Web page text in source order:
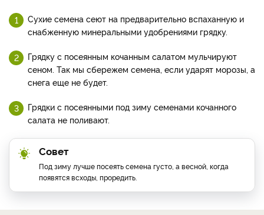
Сухие семена сеют на предварительно вспаханную и
снабженную минеральными удобрениями грядку.
Грядку с посеянным кочанным салатом мульчируют
сеном. Так мы сбережем семена, если ударят морозы, а
снега еще не будет.
Грядки с посеянными под зиму семенами кочанного
салата не поливают.
Совет
Под зиму лучше посеять семена густо, а весной, когда
появятся всходы, проредить.